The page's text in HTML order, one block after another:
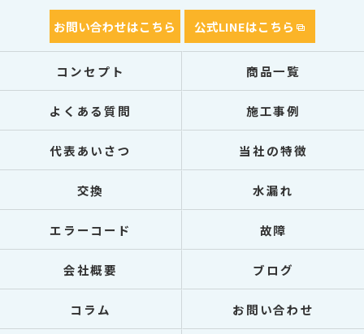
お問い合わせはこちら 公式LINEはこちら
コンセプト 商品一覧
よくある質問 施工事例
代表あいさつ 当社の特徴
交換 水漏れ
エラーコード 故障
会社概要 ブログ
コラム お問い合わせ